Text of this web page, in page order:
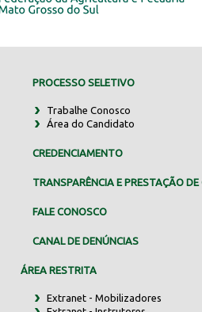
PROCESSO SELETIVO
Trabalhe Conosco
Área do Candidato
CREDENCIAMENTO
TRANSPARÊNCIA E PRESTAÇÃO
FALE CONOSCO
CANAL DE DENÚNCIAS
ÁREA RESTRITA
Extranet - Mobilizadores